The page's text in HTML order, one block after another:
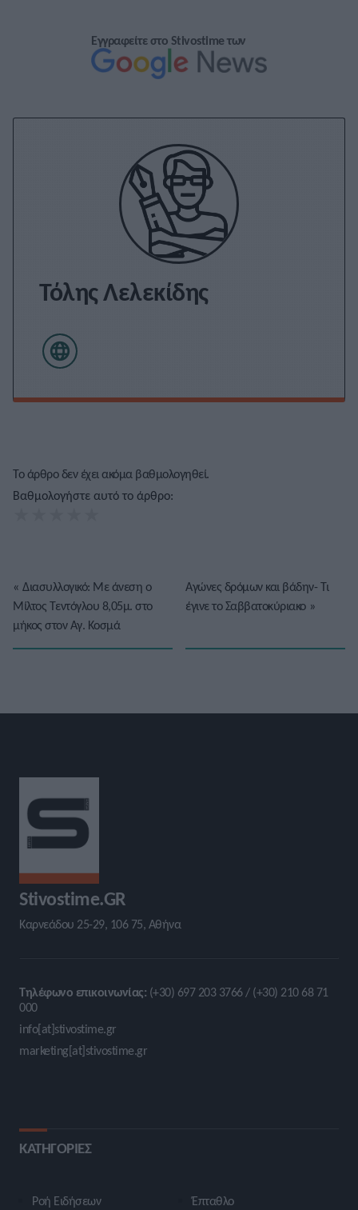
Εγγραφείτε στο Stivostime των
Τόλης Λελεκίδης
Το άρθρο δεν έχει ακόμα βαθμολογηθεί.
Βαθμολογήστε αυτό το άρθρο:
« Διασυλλογικό: Με άνεση ο
Μίλτος Τεντόγλου 8,05μ. στο
μήκος στον Αγ. Κοσμά
Αγώνες δρόμων και βάδην- Τι
έγινε το Σαββατοκύριακο»
Stivostime.GR
Καρνεάδου 25-29, 106 75, Αθήνα
Τηλέφωνο επικοινωνίας: (+30) 697 203 3766 / (+30) 210 68 71
000
info[at]stivostime.gr
marketing[at]stivostime.gr
ΚΑΤΗΓΟΡΙΕΣ
Ροή Ειδήσεων
Έπταθλο